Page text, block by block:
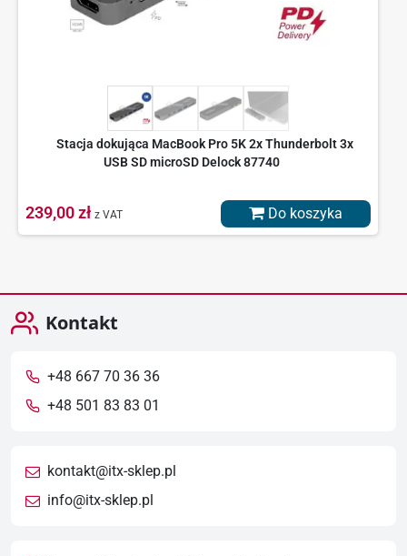
Stacja dokująca MacBook Pro 5K 2x Thunderbolt 3x
USB SD microSD Delock 87740
239,00 zł z VAT Do koszyka
Kontakt
+48 667 70 36 36
+48 501 83 83 01
kontakt@itx-sklep.pl
info@itx-sklep.pl